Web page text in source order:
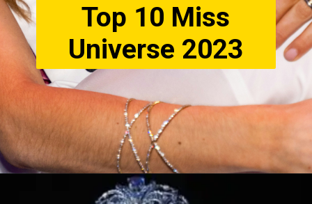
Top 10 Miss
Universe 2023